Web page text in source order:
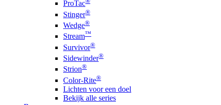
ProTac
Stinger®
Wedge®
Stream™
Survivor®
Sidewinder®
Strion®
Color-Rite®
Lichten voor een doel
Bekijk alle series